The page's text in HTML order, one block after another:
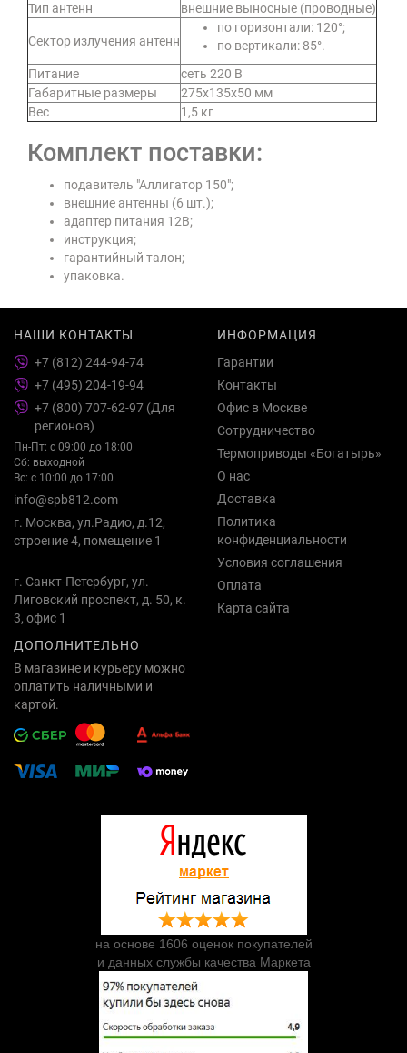
Тип антенн
внешние выносные (проводные)
Сектор излучения антенн
по горизонтали: 120°;
по вертикали: 85°.
Питание
сеть 220 В
Габаритные размеры
275х135х50 мм
Вес
1,5 кг
Комплект поставки:
подавитель "Аллигатор 150";
внешние антенны (6 шт.);
адаптер питания 12В;
инструкция;
гарантийный талон;
упаковка.
НАШИ КОНТАКТЫ
+7 (812) 244-94-74
+7 (495) 204-19-94
+7 (800) 707-62-97 (Для
регионов)
Пн-Пт: с 09:00 до 18:00
Сб: выходной
Вс: с 10:00 до 17:00
info@spb812.com
г. Москва, ул.Радио, д.12,
строение 4, помещение 1
г. Санкт-Петербург, ул.
Лиговский проспект, д. 50, к.
3, офис 1
ИНФОРМАЦИЯ
Гарантии
Контакты
Офис в Москве
Сотрудничество
Термоприводы «Богатырь»
О нас
Доставка
Политика
конфиденциальности
Условия соглашения
Оплата
Карта сайта
ДОПОЛНИТЕЛЬНО
В магазине и курьеру можно
оплатить наличными и
картой.
на основе 1606 оценок покупателей
и данных службы качества Маркета